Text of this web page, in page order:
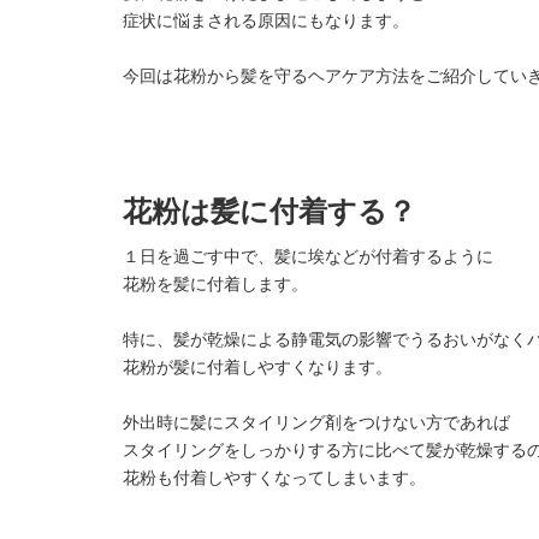
症状に悩まされる原因にもなります。
今回は花粉から髪を守るヘアケア方法をご紹介していき
花粉は髪に付着する？
１日を過ごす中で、髪に埃などが付着するように
花粉を髪に付着します。
特に、髪が乾燥による静電気の影響でうるおいがなく
花粉が髪に付着しやすくなります。
外出時に髪にスタイリング剤をつけない方であれば
スタイリングをしっかりする方に比べて髪が乾燥する
花粉も付着しやすくなってしまいます。